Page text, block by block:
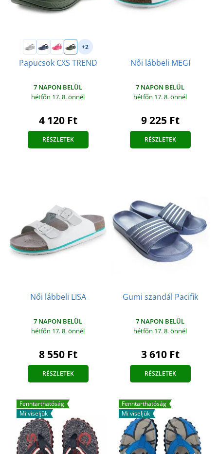
+2
Papucsok CXS TREND
7 NAPON BELÜL
hétfőn 17. 8.önnél
4 120 Ft
RÉSZLETEK
Női lábbeli MEGI
7 NAPON BELÜL
hétfőn 17. 8.önnél
9 225 Ft
RÉSZLETEK
Női lábbeli LISA
7 NAPON BELÜL
hétfőn 17. 8.önnél
8 550 Ft
RÉSZLETEK
Gumi szandál Pacifik
7 NAPON BELÜL
hétfőn 17. 8.önnél
3 610 Ft
RÉSZLETEK
Fenntarthatóság
Mi viseljük
Fenntarthatóság
Mi viseljük